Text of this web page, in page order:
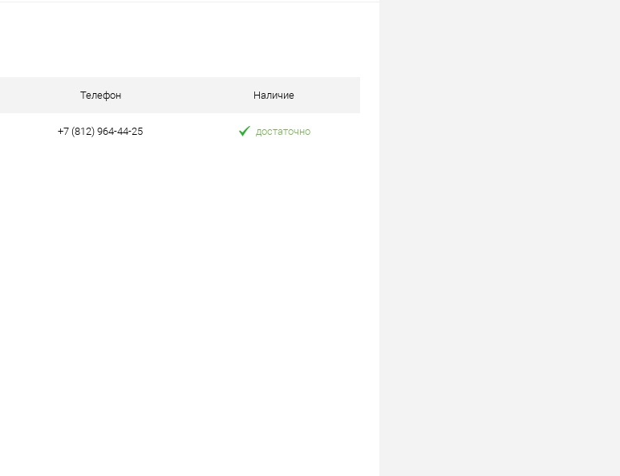
Телефон Наличие
+7 (812) 964-44-25 достаточно